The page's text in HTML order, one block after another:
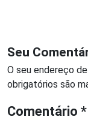
Seu
O seu endereço
obrigatórios são
Comentário *